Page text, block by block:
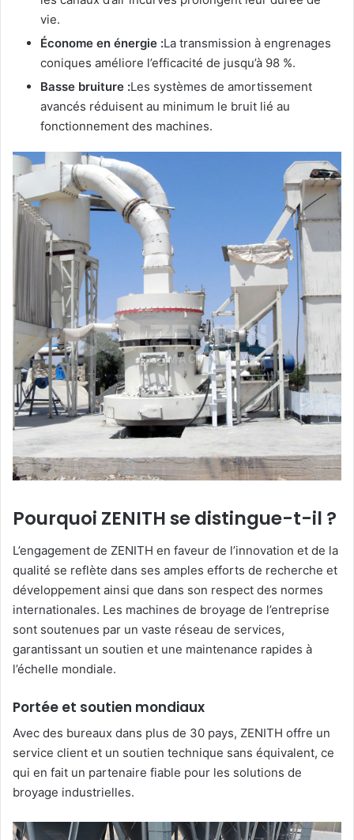
vie.
Économe en énergie :La transmission à engrenages
coniques améliore l’efficacité de jusqu’à 98 %.
Basse bruiture :Les systèmes de amortissement
avancés réduisent au minimum le bruit lié au
fonctionnement des machines.
Pourquoi ZENITH se distingue-t-il ?
L’engagement de ZENITH en faveur de l’innovation et de la
qualité se reflète dans ses amples efforts de recherche et
développement ainsi que dans son respect des normes
internationales. Les machines de broyage de l’entreprise
sont soutenues par un vaste réseau de services,
garantissant un soutien et une maintenance rapides à
l’échelle mondiale.
Portée et soutien mondiaux
Avec des bureaux dans plus de 30 pays, ZENITH offre un
service client et un soutien technique sans équivalent, ce
qui en fait un partenaire fiable pour les solutions de
broyage industrielles.